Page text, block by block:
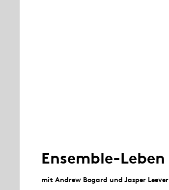
Ensemble-Leben
mit Andrew Bogard und Jasper Leever